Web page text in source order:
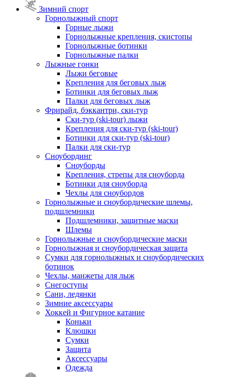
Зимний спорт
Горнолыжный спорт
Горные лыжи
Горнолыжные крепления, скистопы
Горнолыжные ботинки
Горнолыжные палки
Лыжные гонки
Лыжи беговые
Крепления для беговых лыж
Ботинки для беговых лыж
Палки для беговых лыж
Фрирайд, бэккантри, ски-тур
Ски-тур (ski-tour) лыжи
Крепления для ски-тур (ski-tour)
Ботинки для ски-тур (ski-tour)
Палки для ски-тур
Сноубординг
Сноуборды
Крепления, стрепы для сноуборда
Ботинки для сноуборда
Чехлы для сноубордов
Горнолыжные и сноубордические шлемы,
подшлемники
Подшлемники, защитные маски
Шлемы
Горнолыжные и сноубордические маски
Горнолыжная и сноубордическая защита
Сумки для горнолыжных и сноубордических
ботинок
Чехлы, манжеты для лыж
Снегоступы
Сани, ледянки
Зимние аксессуары
Хоккей и Фигурное катание
Коньки
Клюшки
Сумки
Защита
Аксессуары
Одежда